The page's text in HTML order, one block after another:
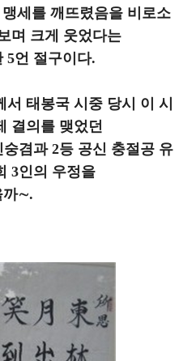
세를 깨뜨렸음을 비로소
며 크게 웃었다는
5언 절구이다.
태봉국 시중 당시 이 시
결의를 맺었던
겸과 2등 공신 충절공 유
3인의 우정을
까∼.